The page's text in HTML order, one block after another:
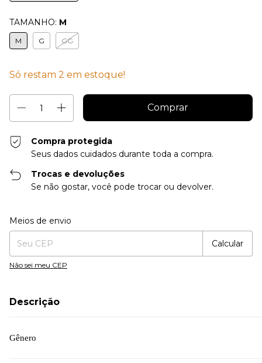
TAMANHO: M
M G GG
Só restam 2 em estoque!
Compra protegida
Seus dados cuidados durante toda a compra.
Trocas e devoluções
Se não gostar, você pode trocar ou devolver.
Entregas para o CEP:
Meios de envio
Calcular
Não sei meu CEP
Descrição
Gênero